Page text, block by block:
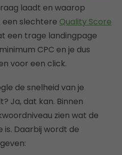
laadt en waarop
slechtere Quality Score
een trage landingpage
CPC en je dus
voor een click.
de snelheid van je
Ja, dat kan. Binnen
zien wat de
is. Daarbij wordt de